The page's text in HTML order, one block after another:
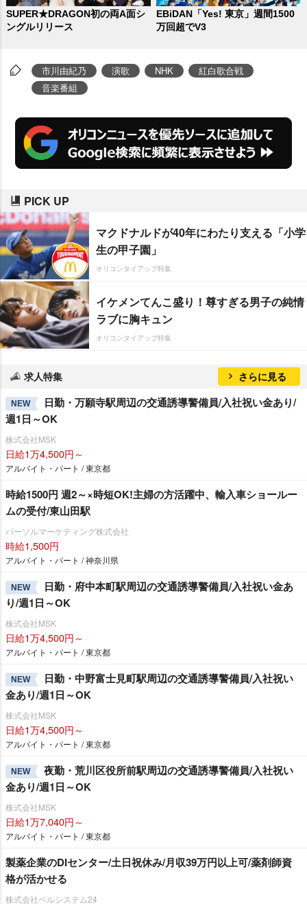
SUPER★DRAGON初の両A面シ
ングルリリース
EBiDAN「Yes! 東京」週間1500
万回超でV3
市川由紀乃 演歌 NHK
紅白歌合戦
音楽番組
PICK UP
マクドナルドが40年にわたり支える「小学
生の甲子園」
オリコンタイアップ特集
イケメンてんこ盛り！尊すぎる男子の純情
ラブに胸キュン
オリコンタイアップ特集
求人特集 さらに見る
NEW
日勤・万願寺駅周辺の交通誘導警備員/入社祝い金あり/
週1日～OK
株式会社MSK
日給1万4,500円～
アルバイト・パート / 東京都
時給1500円 週2～×時短OK!主婦の方活躍中、輸入車ショールー
ムの受付/東山田駅
パーソルマーケティング株式会社
時給1,500円
アルバイト・パート / 神奈川県
NEW
日勤・府中本町駅周辺の交通誘導警備員/入社祝い金あ
り/週1日～OK
株式会社MSK
日給1万4,500円～
アルバイト・パート / 東京都
NEW
日勤・中野富士見町駅周辺の交通誘導警備員/入社祝い
金あり/週1日～OK
株式会社MSK
日給1万4,500円～
アルバイト・パート / 東京都
NEW
夜勤・荒川区役所前駅周辺の交通誘導警備員/入社祝い
金あり/週1日～OK
株式会社MSK
日給1万7,040円～
アルバイト・パート / 東京都
製薬企業のDIセンター/土日祝休み/月収39万円以上可/薬剤師資
格が活かせる
株式会社ベルシステム24